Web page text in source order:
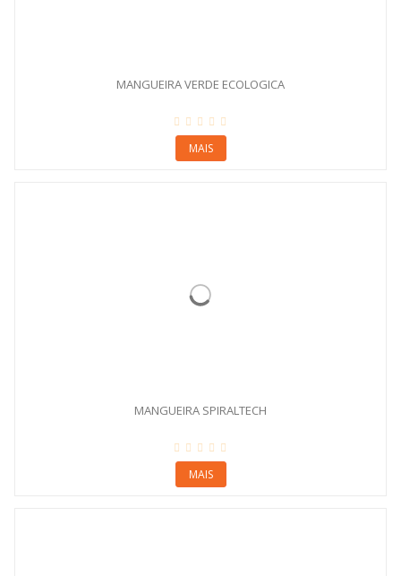
MANGUEIRA VERDE ECOLOGICA
MAIS
MANGUEIRA SPIRALTECH
MAIS